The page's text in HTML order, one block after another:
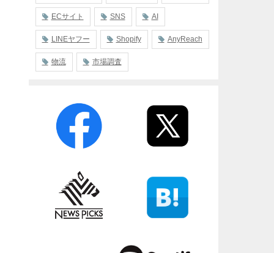
ECサイト SNS AI
LINEヤフー Shopify AnyReach
物流 市場調査